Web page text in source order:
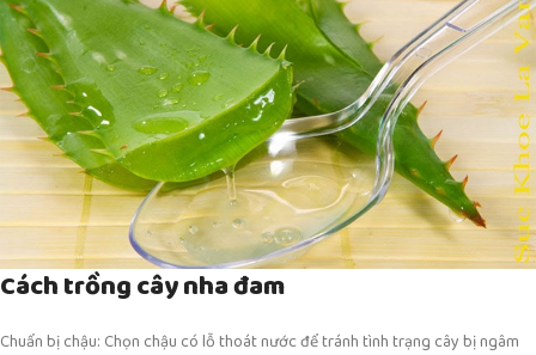
Cách trồng cây nha đam
Chuẩn bị chậu: Chọn chậu có lỗ thoát nước để tránh tình trạng cây bị ngâm